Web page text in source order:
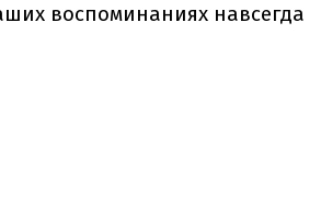
воспоминаниях навсегда